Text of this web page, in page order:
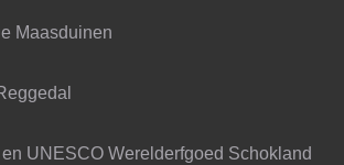
Maasduinen
UNESCO Werelderfgoed Schokland